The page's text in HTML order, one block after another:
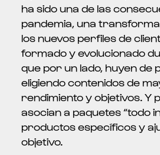
ha sido una de las
pandemia, una
los nuevos perfiles de
formado y evolucionado
que por un lado, huyen de
eligiendo contenidos de
rendimiento y objetivos. Y
asocian a paquetes “todo
productos específicos y
objetivo.